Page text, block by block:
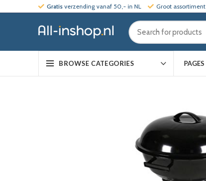
Gratis verzending vanaf 50,- in NL Groot assortiment
BROWSE CATEGORIES PAGES